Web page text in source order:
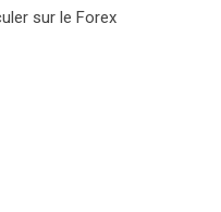
sur le Forex